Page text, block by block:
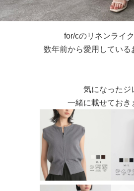
for/cのリネンライ
数年前から愛用している
気になったジ
一緒に載せておき